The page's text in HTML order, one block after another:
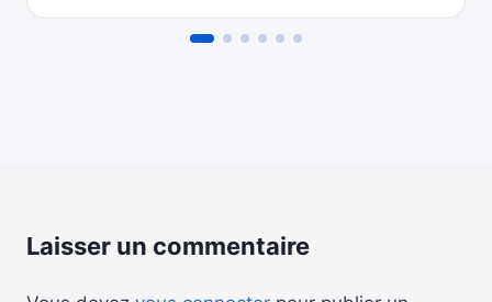
Laisser un commentaire